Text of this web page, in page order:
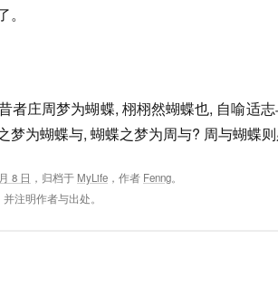
昔者庄周梦为蝴蝶, 栩栩然蝴蝶也, 自喻适
梦为蝴蝶与, 蝴蝶之梦为周与? 周与蝴蝶
8 日 ，归档于 MyLife ，作者 Fenng。
注明作者与出处。